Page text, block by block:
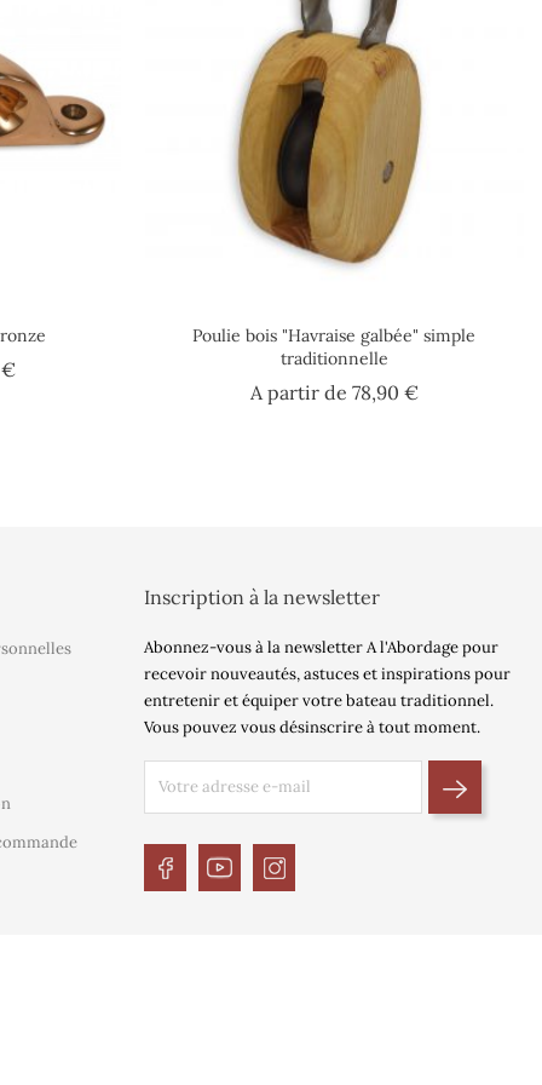
€Prix
Poulie bois "Havraise galbée" simple
traditionnelle
A partir de 78,90 €Prix
Inscription à la newsletter
Abonnez-vous à la newsletter A l'Abordage pour
recevoir nouveautés, astuces et inspirations pour
entretenir et équiper votre bateau traditionnel.
Vous pouvez vous désinscrire à tout moment.